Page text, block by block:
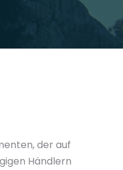
der auf
Händlern